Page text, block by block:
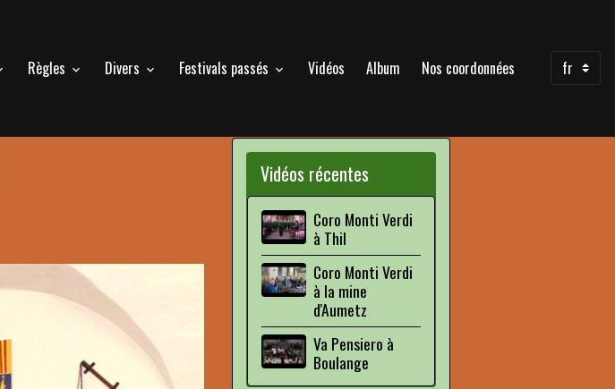
Règles Divers Festivals passés Vidéos Album Nos coordonnées
Vidéos récentes
Coro Monti Verdi
à Thil
Coro Monti Verdi
à la mine
d'Aumetz
Va Pensiero à
Boulange